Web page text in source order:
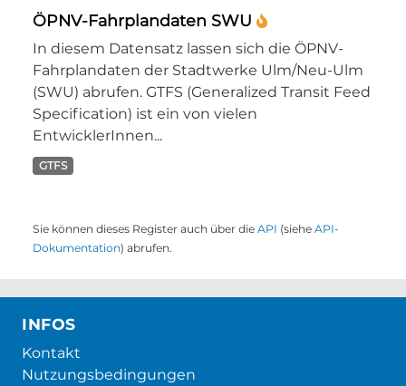
ÖPNV-Fahrplandaten SWU
In diesem Datensatz lassen sich die ÖPNV-
Fahrplandaten der Stadtwerke Ulm/Neu-Ulm
(SWU) abrufen. GTFS (Generalized Transit Feed
Specification) ist ein von vielen
EntwicklerInnen...
GTFS
Sie können dieses Register auch über die API (siehe API-
Dokumentation) abrufen.
INFOS
Kontakt
Nutzungsbedingungen